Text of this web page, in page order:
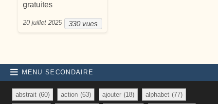
gratuites
330 vues
20 juillet 2025
MENU SECONDAIRE
abstrait (60) action (63) ajouter (18) alphabet (77)